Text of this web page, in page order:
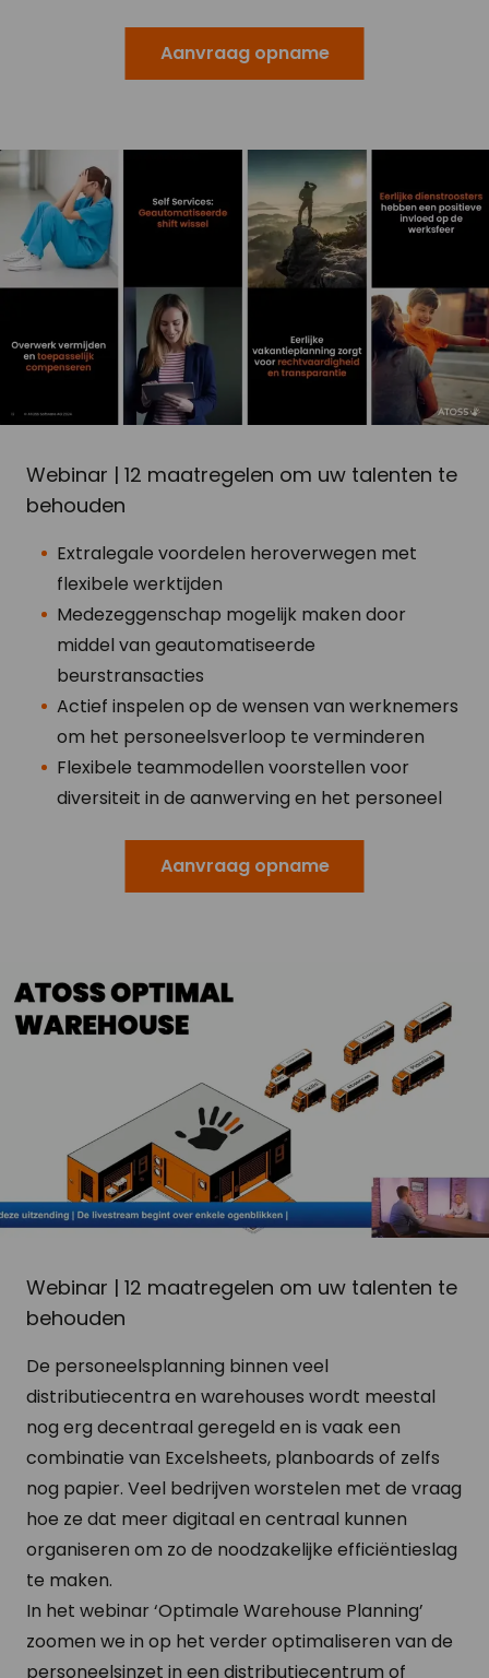
Aanvraag opname
Webinar | 12 maatregelen om uw talenten te
behouden
Extralegale voordelen heroverwegen met
flexibele werktijden
Medezeggenschap mogelijk maken door
middel van geautomatiseerde
beurstransacties
Actief inspelen op de wensen van werknemers
om het personeelsverloop te verminderen
Flexibele teammodellen voorstellen voor
diversiteit in de aanwerving en het personeel
Aanvraag opname
Webinar | 12 maatregelen om uw talenten te
behouden
De personeelsplanning binnen veel
distributiecentra en warehouses wordt meestal
nog erg decentraal geregeld en is vaak een
combinatie van Excelsheets, planboards of zelfs
nog papier. Veel bedrijven worstelen met de vraag
hoe ze dat meer digitaal en centraal kunnen
organiseren om zo de noodzakelijke efficiëntieslag
te maken.
In het webinar ‘Optimale Warehouse Planning’
zoomen we in op het verder optimaliseren van de
personeelsinzet in een distributiecentrum of